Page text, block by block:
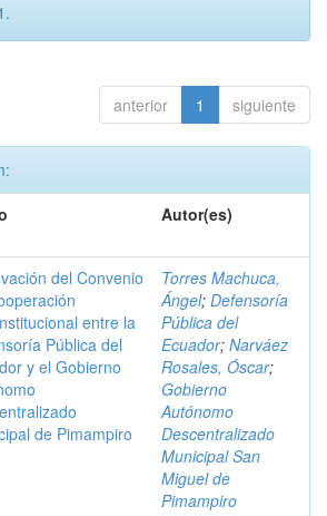
anterior 1 siguiente
Autor(es)
del Convenio
entre la
Pública del
y el Gobierno
de Pimampiro
Torres Machuca,
Ángel; Defensoría
Pública del
Ecuador; Narváez
Rosales, Óscar;
Gobierno
Autónomo
Descentralizado
Municipal San
Miguel de
Pimampiro